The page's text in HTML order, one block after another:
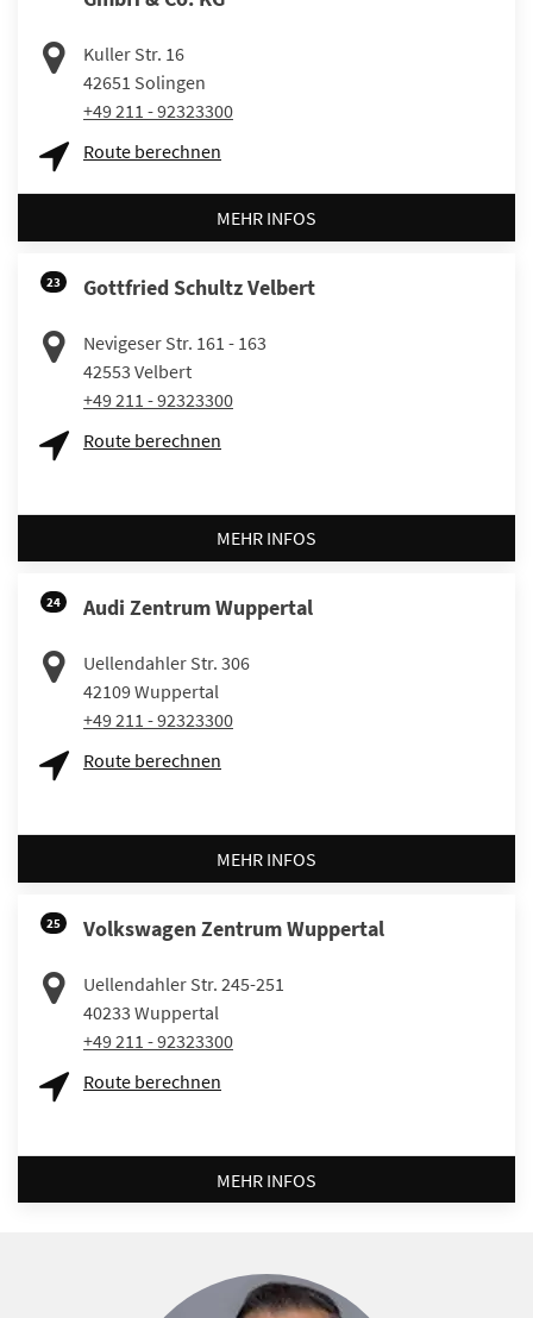
Kuller Str. 16
42651 Solingen
+49 211 - 92323300
Route berechnen
MEHR INFOS
23 Gottfried Schultz Velbert
Nevigeser Str. 161 - 163
42553 Velbert
+49 211 - 92323300
Route berechnen
MEHR INFOS
24 Audi Zentrum Wuppertal
Uellendahler Str. 306
42109Wuppertal
+49 211 - 92323300
Route berechnen
MEHR INFOS
25 Volkswagen Zentrum Wuppertal
Uellendahler Str. 245-251
40233 Wuppertal
+49 211 - 92323300
Route berechnen
MEHR INFOS